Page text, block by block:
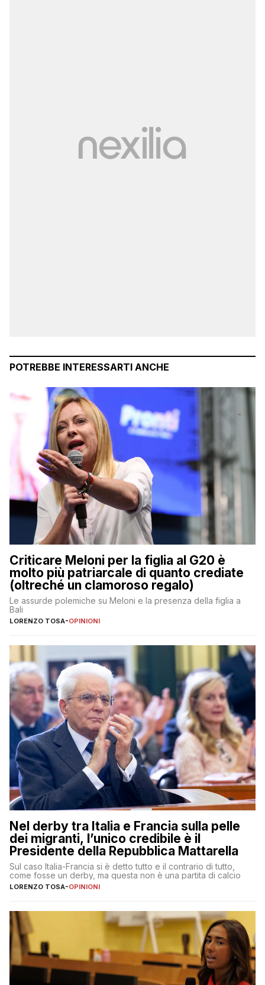
POTREBBE INTERESSARTI ANCHE
Criticare Meloni per la figlia al G20 è
molto più patriarcale di quanto crediate
(oltreché un clamoroso regalo)
Le assurde polemiche su Meloni e la presenza della figlia a
Bali
LORENZO TOSA-OPINIONI
Nel derby tra Italia e Francia sulla pelle
dei migranti, l’unico credibile è il
Presidente della Repubblica Mattarella
Sul caso Italia-Francia si è detto tutto e il contrario di tutto,
come fosse un derby, ma questa non è una partita di calcio
LORENZO TOSA-OPINIONI